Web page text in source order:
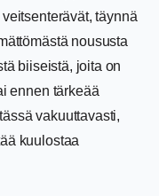
täynnä
noususta
biiseistä, joita on
ennen tärkeää
vakuuttavasti,
kuulostaa